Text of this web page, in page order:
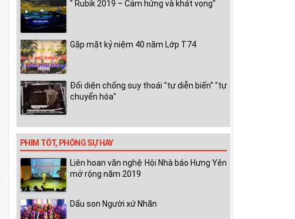
" Rubik 2019 – Cảm hứng và khát vọng"
Gặp mặt kỷ niệm 40 năm Lớp T74
Đối diện chống suy thoái "tự diễn biến" "tự
chuyển hóa"
PHIM TỐT, PHÓNG SỰ HAY
Liên hoan văn nghệ Hội Nhà báo Hưng Yên
mở rộng năm 2019
Dấu son Người xứ Nhãn